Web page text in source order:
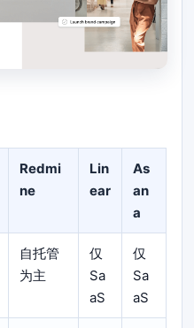
Redmi
ne
Lin
ear
As
an
a
自托管
为主
仅
Sa
aS
仅
Sa
aS